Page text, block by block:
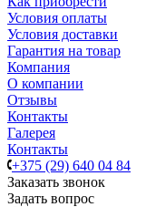
Условия оплаты
Условия доставки
Гарантия на товар
Компания
О компании
Отзывы
Контакты
Галерея
Контакты
+375 (29) 640 04 84
Заказать звонок
Задать вопрос